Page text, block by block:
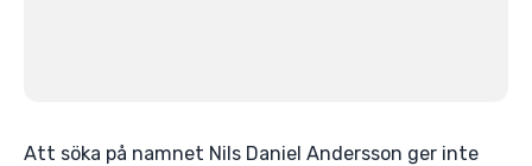
Att söka på namnet Nils Daniel Andersson ger inte